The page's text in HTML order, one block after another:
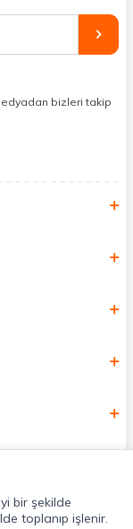
tamamlayabilir,
gıdalara
kargo avantajıyla
hale getiriyoruz.
burada!
bizleri takip
bir şekilde
toplanıp işlenir.